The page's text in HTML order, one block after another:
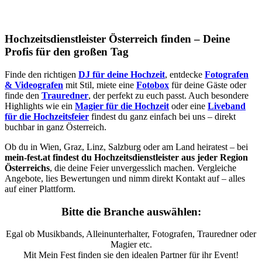
Hochzeitsdienstleister Österreich finden – Deine
Profis für den großen Tag
Finde den richtigen DJ für deine Hochzeit, entdecke Fotografen
& Videografen mit Stil, miete eine Fotobox für deine Gäste oder
finde den Trauredner, der perfekt zu euch passt. Auch besondere
Highlights wie ein Magier für die Hochzeit oder eine Liveband
für die Hochzeitsfeier findest du ganz einfach bei uns – direkt
buchbar in ganz Österreich.
Ob du in Wien, Graz, Linz, Salzburg oder am Land heiratest – bei
mein-fest.at findest du Hochzeitsdienstleister aus jeder Region
Österreichs, die deine Feier unvergesslich machen. Vergleiche
Angebote, lies Bewertungen und nimm direkt Kontakt auf – alles
auf einer Plattform.
Bitte die Branche auswählen:
Egal ob Musikbands, Alleinunterhalter, Fotografen, Trauredner oder
Magier etc.
Mit Mein Fest finden sie den idealen Partner für ihr Event!